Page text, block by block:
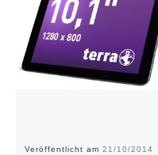
Veröffentlicht am 21/10/2014